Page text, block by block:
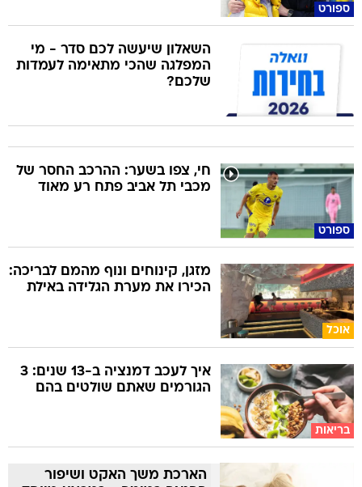
ספורט
השאלון שיעשה לכם סדר - מי
המפלגה שהכי מתאימה לעמדות
שלכם?
ספורט
חי, צפו בשער: ההרכב החסר של
מכבי תל אביב פתח רע מאוד
אוכל
מזגן, קינוחים ונוף מהמם לבריכה:
הכירו את מערת הגלידה באילת
בריאות
איך לעכב דמנציה ב-13 שנים: 3
הגורמים שאתם שולטים בהם
הארכת משך האקט ושיפור